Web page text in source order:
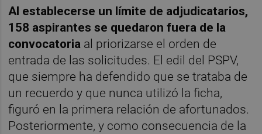
Al establecerse un límite de adjudicatarios,
158 aspirantes se quedaron fuera de la
convocatoria al priorizarse el orden de
entrada de las solicitudes. El edil del PSPV,
que siempre ha defendido que se trataba de
un recuerdo y que nunca utilizó la ficha,
figuró en la primera relación de afortunados.
Posteriormente, y como consecuencia de la